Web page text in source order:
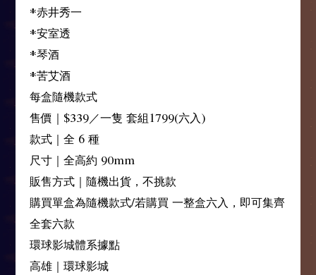
*赤井秀一
*安室透
*琴酒
*苦艾酒
每盒隨機款式
售價｜$339／一隻 套組1799(六入)
款式｜全 6 種
尺寸｜全高約 90mm
販售方式｜隨機出貨，不挑款
購買單盒為隨機款式/若購買 一整盒六入，即可集齊
全套六款
環球影城體系據點
高雄｜環球影城